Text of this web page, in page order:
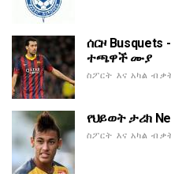
ሰርዞ
ተጫዋች ሙያ
ስፖርት እና አካል
የህይወት ታሪክ
ስፖርት እና አካል